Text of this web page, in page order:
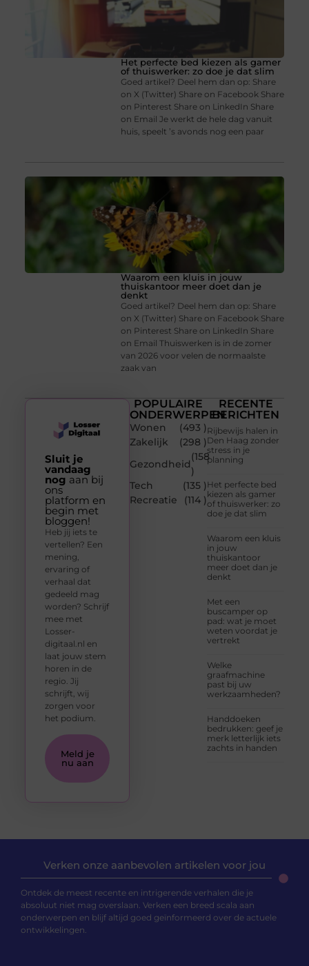
Het perfecte bed kiezen als gamer
of thuiswerker: zo doe je dat slim
Goed artikel? Deel hem dan op: Share
on X (Twitter) Share on Facebook Share
on Pinterest Share on LinkedIn Share
on Email Je werkt de hele dag vanuit
huis, speelt ’s avonds nog een paar
Waarom een kluis in jouw
thuiskantoor meer doet dan je
denkt
Goed artikel? Deel hem dan op: Share
on X (Twitter) Share on Facebook Share
on Pinterest Share on LinkedIn Share
on Email Thuiswerken is in de zomer
van 2026 voor velen de normaalste
zaak van
POPULAIRE
ONDERWERPEN
Wonen
(493 )
Zakelijk
(298 )
Gezondheid
(158
)
Tech
(135 )
Recreatie
(114 )
RECENTE
BERICHTEN
Rijbewijs halen in
Den Haag zonder
stress in je
planning
Het perfecte bed
kiezen als gamer
of thuiswerker: zo
doe je dat slim
Waarom een kluis
in jouw
thuiskantoor
meer doet dan je
denkt
Met een
buscamper op
pad: wat je moet
weten voordat je
vertrekt
Welke
graafmachine
past bij uw
werkzaamheden?
Handdoeken
bedrukken: geef je
merk letterlijk iets
zachts in handen
Sluit je
vandaag
nog aan bij
ons
platform en
begin met
bloggen!
Heb jij iets te
vertellen? Een
mening,
ervaring of
verhaal dat
gedeeld mag
worden? Schrijf
mee met
Losser-
digitaal.nl en
laat jouw stem
horen in de
regio. Jij
schrijft, wij
zorgen voor
het podium.
Meld je
nu aan
Verken onze aanbevolen artikelen voor jou
Ontdek de meest recente en intrigerende verhalen die je
absoluut niet mag overslaan. Verken een breed scala aan
onderwerpen en blijf altijd goed geïnformeerd over de actuele
ontwikkelingen.